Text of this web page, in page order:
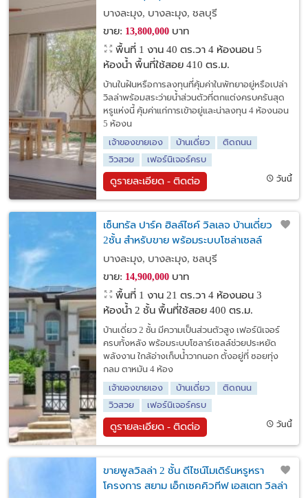
บางละมุง, บางละมุง, ชลบุรี
ขาย: 13,800,000บาท
พื้นที่ 1 งาน 40 ตร.วา 4 ห้องนอน 5
ห้องน้ำ พื้นที่ใช้สอย 410 ตร.ม.
บ้านในฝันหรือการลงทุนที่คุ้มค่าในพัทยาอยู่หรือเปล่า
วิลล่าพร้อมสระว่ายน้ำส่วนตัวที่ตกแต่งครบครันสุด
หรูแห่งนี้ คุ้มค่าแก่การเข้าอยู่และน่าลงทุน 4 ห้องนอน
5 ห้องน
เจ้าของขายเอง
บ้านเดี่ยว
ติดถนน
วิวสวย
เฟอร์นิเจอร์ครบ
ดูรายละเอียด - ติดต่อ วันนี้
เซ็นทรัล ปาร์ค ฮิลล์ไซค์ วิลเลจ บ้านเดี่ยว
2ชั้น สำหรับขาย พร้อมระบบโซล่าเซลล์
บางละมุง, บางละมุง, ชลบุรี
ขาย: 14,900,000บาท
พื้นที่ 1 งาน 21 ตร.วา 4 ห้องนอน 3
ห้องน้ำ 2 ชั้น พื้นที่ใช้สอย 400 ตร.ม.
บ้านเดี่ยว 2 ชั้น มีความเป็นส่วนตัวสูง เฟอร์นิเจอร์
ครบทั้งหลัง พร้อมระบบโซลาร์เซลล์ช่วยประหยัด
พลังงาน ใกล้อ่างเก็บน้ำวากนอก ตั้งอยู่ที่ ซอยทุ่ง
กลม ตาหมัน 4 ห้อง
เจ้าของขายเอง
บ้านเดี่ยว
ติดถนน
วิวสวย
เฟอร์นิเจอร์ครบ
ดูรายละเอียด - ติดต่อ วันนี้
ขายพูลวิลล่า 2 ชั้น ดีไซน์โมเดิร์นหรูหรา
โครงการ สยาม เอ็กเซคคิวทีฟ เอสเตท วิลล่า